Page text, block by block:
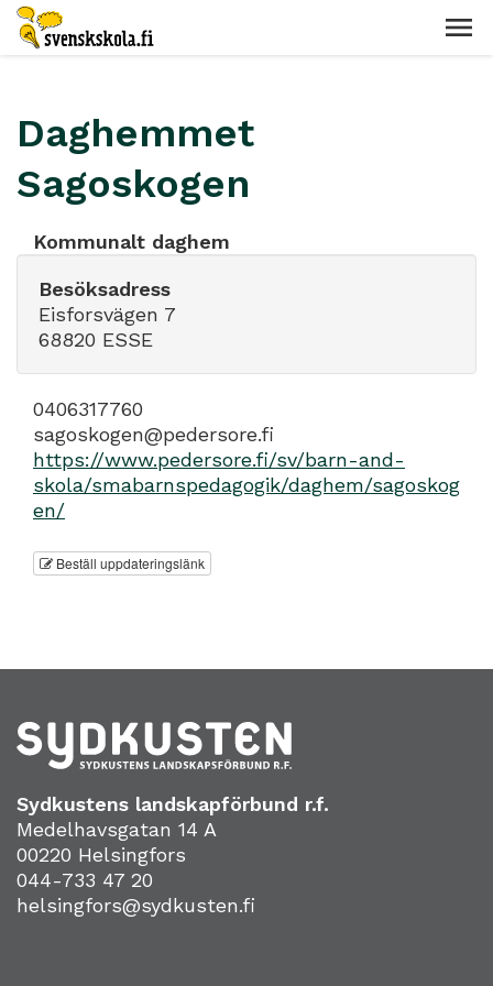
Daghemmet
Sagoskogen
Kommunalt daghem
Besöksadress
Eisforsvägen 7
68820 ESSE
0406317760
sagoskogen@pedersore.fi
https://www.pedersore.fi/sv/barn-and-
skola/smabarnspedagogik/daghem/sagoskog
en/
Beställ uppdateringslänk
Sydkustens landskapförbund r.f.
Medelhavsgatan 14 A
00220 Helsingfors
044-733 47 20
helsingfors@sydkusten.fi